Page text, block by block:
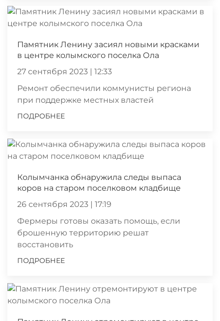
Памятник Ленину засиял новыми красками
в центре колымского поселка Ола
27 сентября 2023 | 12:33
Ремонт обеспечили коммунисты региона
при поддержке местных властей
ПОДРОБНЕЕ
Колымчанка обнаружила следы выпаса
коров на старом поселковом кладбище
26 сентября 2023 | 17:19
Фермеры готовы оказать помощь, если
брошенную территорию решат
восстановить
ПОДРОБНЕЕ